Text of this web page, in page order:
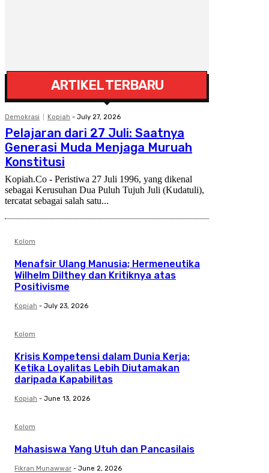
ARTIKEL TERBARU
Demokrasi Kopiah - July 27, 2026
Pelajaran dari 27 Juli: Saatnya
Generasi Muda Menjaga Muruah
Konstitusi
Kopiah.Co - Peristiwa 27 Juli 1996, yang dikenal
sebagai Kerusuhan Dua Puluh Tujuh Juli (Kudatuli),
tercatat sebagai salah satu...
Kolom
Menafsir Ulang Manusia; Hermeneutika
Wilhelm Dilthey dan Kritiknya atas
Positivisme
Kopiah - July 23, 2026
Kolom
Krisis Kompetensi dalam Dunia Kerja:
Ketika Loyalitas Lebih Diutamakan
daripada Kapabilitas
Kopiah - June 13, 2026
Kolom
Mahasiswa Yang Utuh dan Pancasilais
Fikran Munawwar - June 2, 2026